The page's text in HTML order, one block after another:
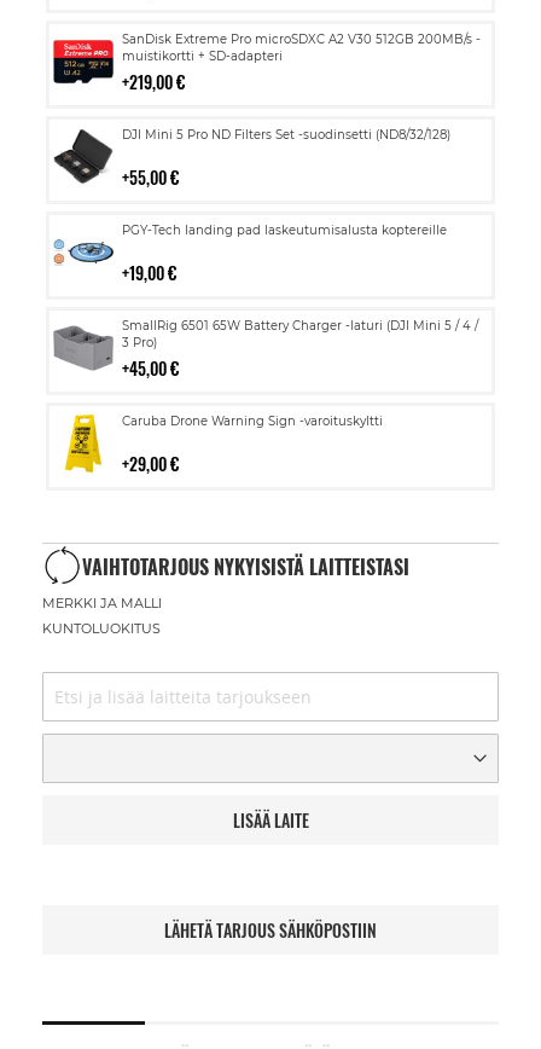
SanDisk Extreme Pro microSDXC A2 V30 512GB 200MB/s -
muistikortti + SD-adapteri
219,00 €
Lisää
ostoskoriin
DJI Mini 5 Pro ND Filters Set -suodinsetti (ND8/32/128)
55,00 €
Lisää
PGY-Tech landing pad laskeutumisalusta koptereille
19,00 €
Lisää
SmallRig 6501 65W Battery Charger -laturi (DJI Mini 5 / 4 /
3 Pro)
45,00 €
Lisää
ostoskoriin
Caruba Drone Warning Sign -varoituskyltti
29,00 €
Lisää
VAIHTOTARJOUS NYKYISISTÄ LAITTEISTASI
MERKKI JA MALLI
KUNTOLUOKITUS
LISÄÄ LAITE
LÄHETÄ TARJOUS SÄHKÖPOSTIIN